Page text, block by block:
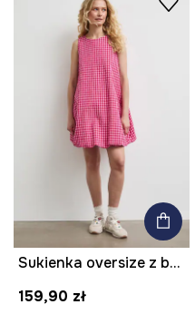
Sukienka oversize z bawełną w kratkę
159,90 zł